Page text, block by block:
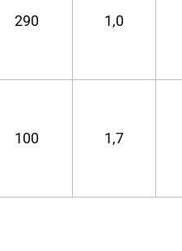
290 1,0
100 1,7